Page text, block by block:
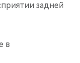
задней
в